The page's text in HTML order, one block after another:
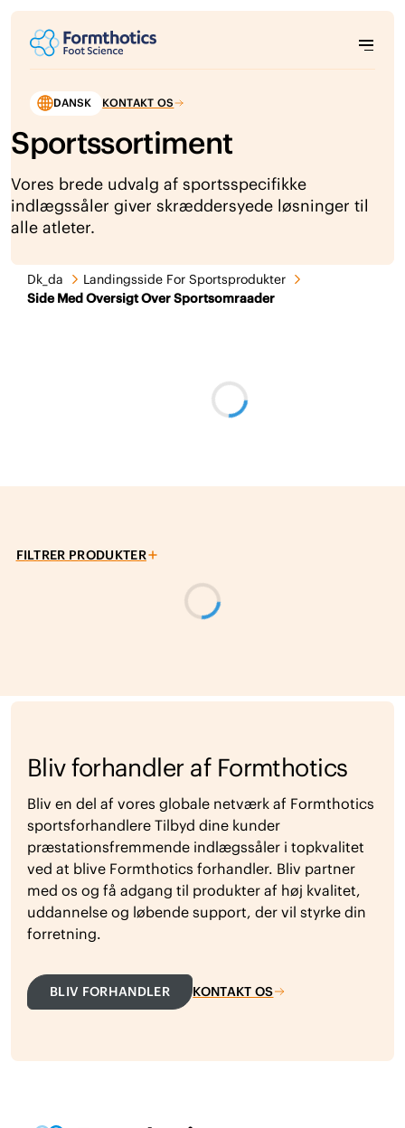
DANSK KONTAKT OS
Sportssortiment
Vores brede udvalg af sportsspecifikke
indlægssåler giver skræddersyede løsninger til
alle atleter.
Dk_da
Landingsside For Sportsprodukter
Side Med Oversigt Over Sportsomraader
FILTRER PRODUKTER
Bliv forhandler af Formthotics
Bliv en del af vores globale netværk af Formthotics
sportsforhandlere Tilbyd dine kunder
præstationsfremmende indlægssåler i topkvalitet
ved at blive Formthotics forhandler. Bliv partner
med os og få adgang til produkter af høj kvalitet,
uddannelse og løbende support, der vil styrke din
forretning.
BLIV FORHANDLER KONTAKT OS